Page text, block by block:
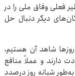
فعلی وفاق ملی را در
دیگر دنبال حل
شاهد آن هستیم،
دارند و عملاً منافع
شبانه روز درصدد